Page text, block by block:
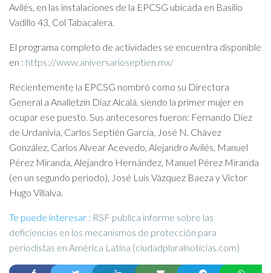
Avilés, en las instalaciones de la EPCSG ubicada en Basilio
Vadillo 43, Col Tabacalera.
El programa completo de actividades se encuentra disponible
en : https://www.aniversarioseptien.mx/
Recientemente la EPCSG nombró como su Directora
General a Analletzin Díaz Alcalá, siendo la primer mujer en
ocupar ese puesto. Sus antecesores fueron: Fernando Díez
de Urdanivia, Carlos Septién García, José N. Chávez
González, Carlos Alvear Acevedo, Alejandro Avilés, Manuel
Pérez Miranda, Alejandro Hernández, Manuel Pérez Miranda
(en un segundo periodo), José Luis Vázquez Baeza y Víctor
Hugo Villalva.
Te puede interesar : RSF publica informe sobre las
deficiencias en los mecanismos de protección para
periodistas en América Latina (ciudadpluralnoticias.com)